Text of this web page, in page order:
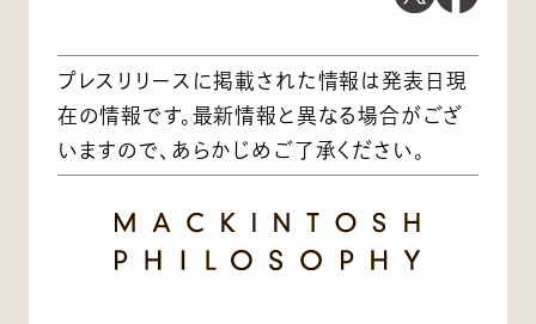
プレスリリースに掲載された情報は発表日現
在の情報です。最新情報と異なる場合がござ
いますので、あらかじめご了承ください。